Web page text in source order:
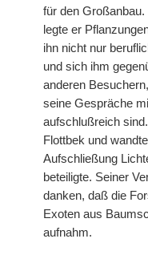
für den
legte er
ihn nicht nur
und sich ihm
anderen
seine Gespräche
aufschlußreich
Flottbek und
Aufschließung
beteiligte. Seiner
danken, daß die
Exoten aus
aufnahm.